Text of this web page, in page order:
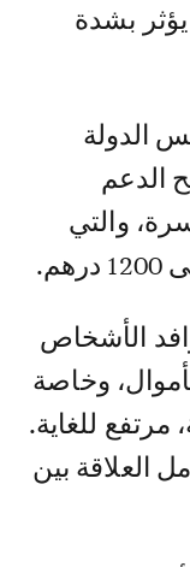
يؤثر بشدة
الدولة
الدعم
مليون أسرة، والتي
الأشخاص
وخاصة
مرتفع للغاية.
العلاقة بين